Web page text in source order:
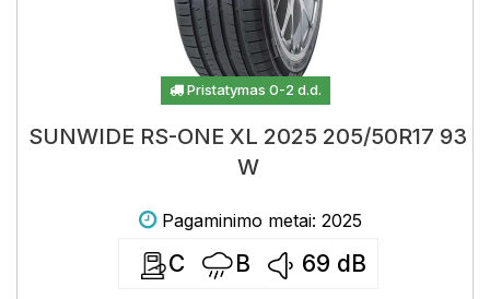
Pristatymas 0-2 d.d.
SUNWIDE RS-ONE XL 2025 205/50R17 93
W
Pagaminimo metai: 2025
C B 69 dB